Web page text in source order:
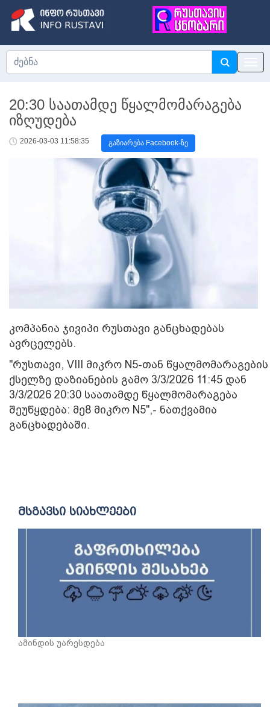
20:30 საათამდე წყალმომარაგება
იზღუდება
2026-03-03 11:58:35 გაზიარება Facebook-ზე
კომპანია ჯივიპი რუსთავი განცხადებას
ავრცელებს.
"რუსთავი, VIII მიკრო N5-თან წყალმომარაგების
ქსელზე დაზიანების გამო 3/3/2026 11:45 დან
3/3/2026 20:30 საათამდე წყალმომარაგება
შეუწყდება: მე8 მიკრო N5",- ნათქვამია
განცხადებაში.
მსგავსი სიახლეები
ამინდის უარესდება